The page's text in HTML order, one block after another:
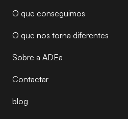
O que conseguimos
O que nos torna diferentes
Sobre a ADEa
Contactar
blog